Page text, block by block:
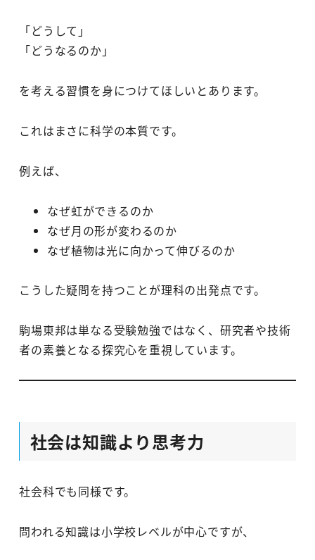
「どうして」
「どうなるのか」
を考える習慣を身につけてほしいとあります。
これはまさに科学の本質です。
例えば、
なぜ虹ができるのか
なぜ月の形が変わるのか
なぜ植物は光に向かって伸びるのか
こうした疑問を持つことが理科の出発点です。
駒場東邦は単なる受験勉強ではなく、研究者や技術
者の素養となる探究心を重視しています。
社会は知識より思考力
社会科でも同様です。
問われる知識は小学校レベルが中心ですが、